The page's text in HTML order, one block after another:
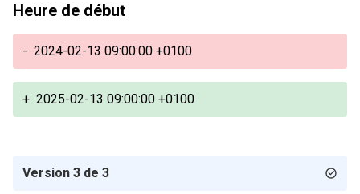
Heure de début
- 2024-02-13 09:00:00 +0100
+ 2025-02-13 09:00:00 +0100
Version 3 de 3